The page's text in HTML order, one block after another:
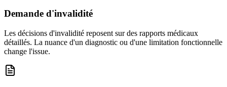
Demande d'invalidité
Les décisions d'invalidité reposent sur des rapports médicaux
détaillés. La nuance d'un diagnostic ou d'une limitation fonctionnelle
change l'issue.